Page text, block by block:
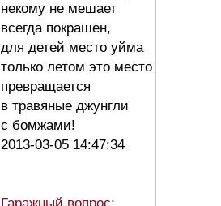
некому не мешает
всегда покрашен,
для детей место уйма
только летом это место
превращается
в травяные джунгли
с бомжами!
2013-03-05 14:47:34